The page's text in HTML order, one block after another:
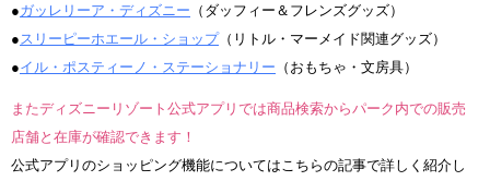
●ガッレリーア・ディズニー （ダッフィー＆フレンズグッズ）
● スリーピーホエール・ショップ（リトル・マーメイド関連グッズ）
●イル・ポスティーノ・ステーショナリー （おもちゃ・文房具）
またディズニーリゾート公式アプリでは商品検索からパーク内での販売
店舗と在庫が確認できます！
公式アプリのショッピング機能についてはこちらの記事で詳しく紹介し